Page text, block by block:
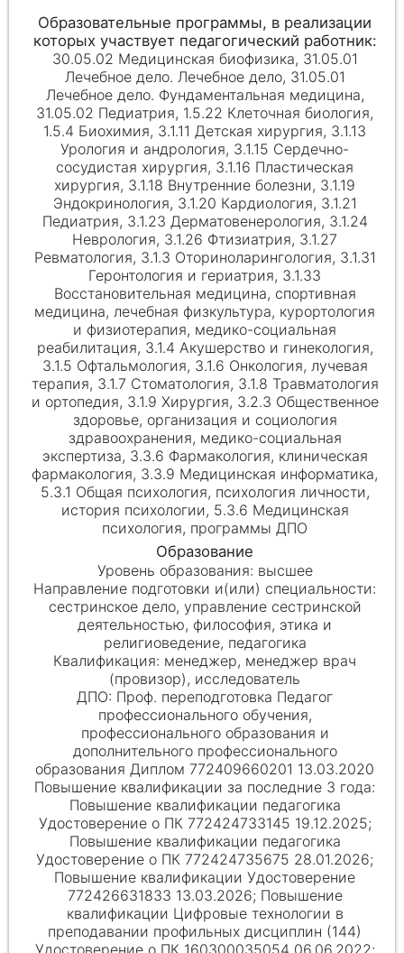
30.05.02 Медицинская биофизика, 31.05.01
Лечебное дело. Лечебное дело, 31.05.01
Лечебное дело. Фундаментальная медицина,
31.05.02 Педиатрия, 1.5.22 Клеточная биология,
1.5.4 Биохимия, 3.1.11 Детская хирургия, 3.1.13
Урология и андрология, 3.1.15 Сердечно-
сосудистая хирургия, 3.1.16 Пластическая
хирургия, 3.1.18 Внутренние болезни, 3.1.19
Эндокринология, 3.1.20 Кардиология, 3.1.21
Педиатрия, 3.1.23 Дерматовенерология, 3.1.24
Неврология, 3.1.26 Фтизиатрия, 3.1.27
Ревматология, 3.1.3 Оториноларингология, 3.1.31
Геронтология и гериатрия, 3.1.33
Восстановительная медицина, спортивная
медицина, лечебная физкультура, курортология
и физиотерапия, медико-социальная
реабилитация, 3.1.4 Акушерство и гинекология,
3.1.5 Офтальмология, 3.1.6 Онкология, лучевая
терапия, 3.1.7 Стоматология, 3.1.8 Травматология
и ортопедия, 3.1.9 Хирургия, 3.2.3 Общественное
здоровье, организация и социология
здравоохранения, медико-социальная
экспертиза, 3.3.6 Фармакология, клиническая
фармакология, 3.3.9 Медицинская информатика,
5.3.1 Общая психология, психология личности,
история психологии, 5.3.6 Медицинская
психология, программы ДПО
высшее
сестринское дело, управление сестринской
деятельностью, философия, этика и
религиоведение, педагогика
менеджер, менеджер врач
(провизор), исследователь
Проф. переподготовка Педагог
профессионального обучения,
профессионального образования и
дополнительного профессионального
образования Диплом 772409660201 13.03.2020
Повышение квалификации педагогика
Удостоверение о ПК 772424733145 19.12.2025;
Повышение квалификации педагогика
Удостоверение о ПК 772424735675 28.01.2026;
Повышение квалификации Удостоверение
772426631833 13.03.2026; Повышение
квалификации Цифровые технологии в
преподавании профильных дисциплин (144)
Удостоверение о ПК 160300035054 06.06.2022;